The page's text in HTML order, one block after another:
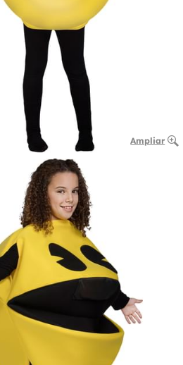
Ampliar